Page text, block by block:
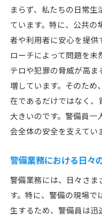
まらず、私たちの日常
ています。特に、公共の
者や利用者に安心を提
ローチによって問題を未
テロや犯罪の脅威が高
増しています。そのため
在であるだけではなく、
大きいのです。警備員一
会全体の安全を支えてい
警備業務における日々
警備業務には、日々さま
す。特に、警備の現場
生するため、警備員は